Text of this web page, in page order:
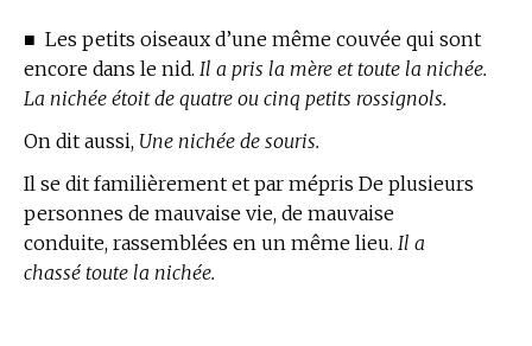
■ Les petits oiseaux d’une même couvée qui sont
encore dans le nid. Il a pris la mère et toute la nichée.
La nichée étoit de quatre ou cinq petits rossignols.
On dit aussi, Une nichée de souris.
Il se dit familièrement et par mépris De plusieurs
personnes de mauvaise vie, de mauvaise
conduite, rassemblées en un même lieu. Il a
chassé toute la nichée.